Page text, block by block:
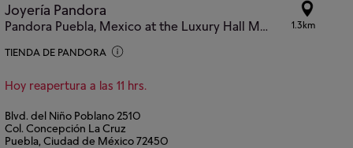
Joyería Pandora
Pandora Puebla, Mexico at the Luxury Hall Mall Center
TIENDA DE PANDORA
Hoy reapertura a las 11 hrs.
1.3km
Blvd. del Niño Poblano 2510
Col. Concepción La Cruz
Puebla, Ciudad de México 72450